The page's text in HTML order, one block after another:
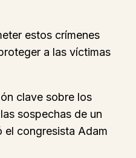
estos crímenes
a las víctimas
clave sobre los
sospechas de un
el congresista Adam